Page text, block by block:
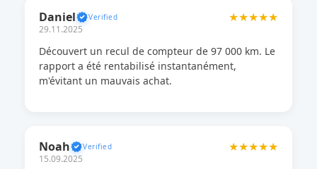
Daniel
29.11.2025
★★★★★
Découvert un recul de compteur de 97 000 km. Le
rapport a été rentabilisé instantanément,
m'évitant un mauvais achat.
Noah
15.09.2025
★★★★★